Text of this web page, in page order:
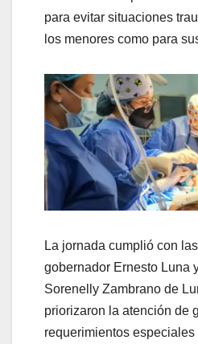
para evitar situaciones
los menores como para
La jornada cumplió con
gobernador Ernesto Luna
Sorenelly Zambrano de
priorizaron la atención de
requerimientos